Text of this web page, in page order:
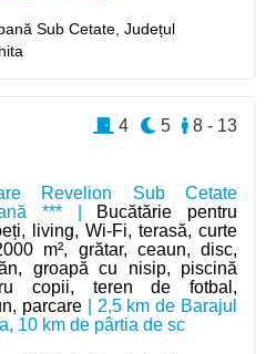
Sub Cetate,Județul
Revelion Sub Cetate
*** |
Bucătărie pentru
living, Wi-Fi, terasă, curte
m², grătar, ceaun, disc,
groapă cu nisip, piscină
copii, teren de fotbal,
parcare| 2,5 km de Barajul
10 km de pârtia de sc
8 - 13
5
4